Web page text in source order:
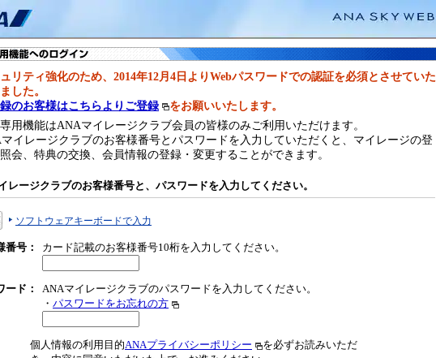
リティ強化のため、2014年12月4日よりWebパスワードでの認証を必須とさせていた
した。
のお客様はこちらよりご登録
をお願いいたします。
用機能はANAマイレージクラブ会員の皆様のみご利用いただけます。
イレージクラブのお客様番号とパスワードを入力していただくと、マイレージの登
会、特典の交換、会員情報の登録・変更することができます。
レージクラブのお客様番号と、パスワードを入力してください。
ソフトウェアキーボードで入力
番号： カード記載のお客様番号10桁を入力してください。
ード：
ANAマイレージクラブのパスワードを入力してください。
・ パスワードをお忘れの方
個人情報の利用目的ANAプライバシーポリシー
を必ずお読みいただ